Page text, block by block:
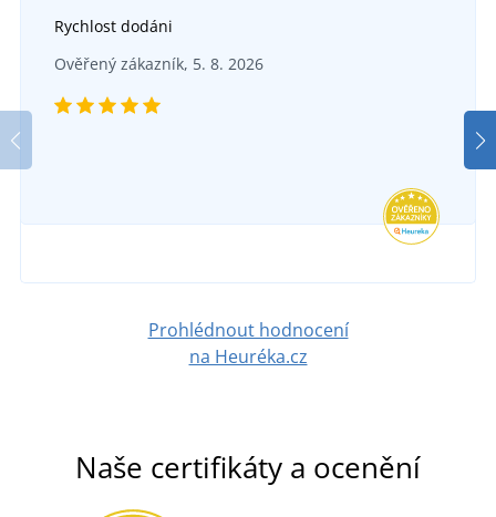
Rychlost dodáni
Ověřený zákazník, 5. 8. 2026
Prohlédnout hodnocení
na Heuréka.cz
Naše certifikáty a ocenění